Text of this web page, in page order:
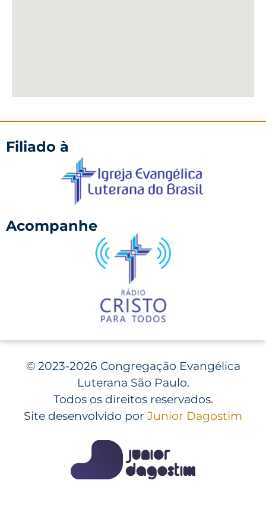
Filiado à
Acompanhe
©2023-2026 Congregação Evangélica
Luterana São Paulo.
Todos os direitos reservados.
Site desenvolvido por Junior Dagostim